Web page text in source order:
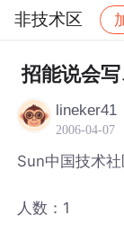
非技术区
社区 非技术
招能说会
lineker41
2006-04-07
Sun中国技术
人数：1